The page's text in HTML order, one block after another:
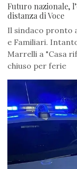
Futuro nazionale,
distanza di Voce
Il sindaco pronto
e Familiari.
Marrelli a "Casa
chiuso per ferie